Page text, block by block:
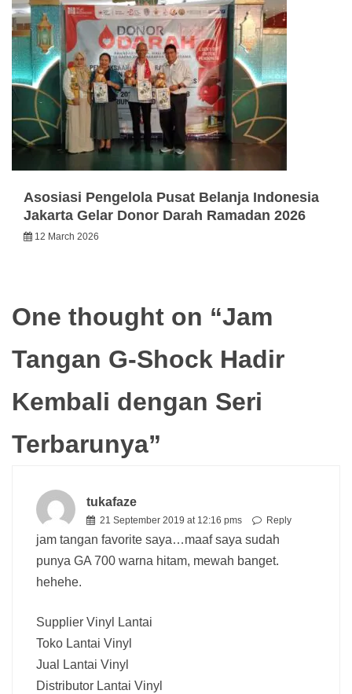
Asosiasi Pengelola Pusat Belanja Indonesia
Jakarta Gelar Donor Darah Ramadan 2026
12 March 2026
One thought on “Jam
Tangan G-Shock Hadir
Kembali dengan Seri
Terbarunya”
tukafaze
21 September 2019 at 12:16 pms Reply
jam tangan favorite saya…maaf saya sudah
punya GA 700 warna hitam, mewah banget.
hehehe.
Supplier Vinyl Lantai
Toko Lantai Vinyl
Jual Lantai Vinyl
Distributor Lantai Vinyl